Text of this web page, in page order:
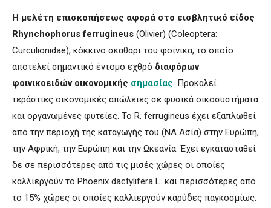
Η μελέτη επισκοπήσεως αφορά στο εισβλητικό είδος
Rhynchophorus ferrugineus (Olivier) (Coleoptera:
Curculionidae), κόκκινο σκαθάρι του φοίνικα, το οποίο
αποτελεί σημαντικό έντομο εχθρό διαφόρων
φοινικοειδών οικονομικής σημασίας. Προκαλεί
τεράστιες οικονομικές απώλειες σε φυσικά οικοσυστήματα
και οργανωμένες φυτείες. Το R. ferrugineus έχει εξαπλωθεί
από την περιοχή της καταγωγής του (ΝΑ Ασία) στην Ευρώπη,
την Αφρική, την Ευρώπη και την Ωκεανία. Έχει εγκατασταθεί
δε σε περισσότερες από τις μισές χώρες οι οποίες
καλλιεργούν το Phoenix dactylifera L. και περισσότερες από
το 15% χώρες οι οποίες καλλιεργούν καρύδες παγκοσμίως.